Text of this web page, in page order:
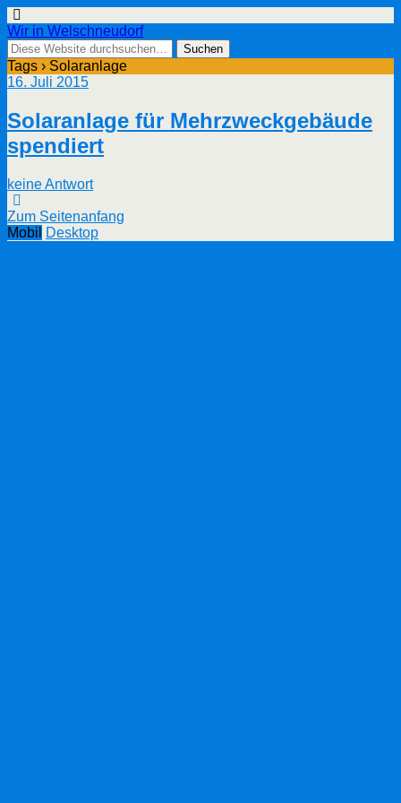
Wir in Welschneudorf
Tags › Solaranlage
16. Juli 2015
Solaranlage für Mehrzweckgebäude
spendiert
keine Antwort
Zum Seitenanfang
Mobil
Desktop